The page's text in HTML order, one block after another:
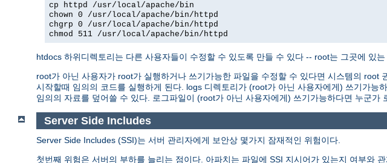
cp httpd /usr/local/apache/bin
chown 0 /usr/local/apache/bin/httpd
chgrp 0 /usr/local/apache/bin/httpd
chmod 511 /usr/local/apache/bin/httpd
htdocs 하위디렉토리는 다른 사용자들이 수정할 수 있도록 만들 수 있다 -- root는 그곳에 있
root가 아닌 사용자가 root가 실행하거나 쓰기가능한 파일을 수정할 수 있다면 시스템의
시작할때 임의의 코드를 실행하게 된다. logs 디렉토리가 (root가 아닌 사용자에게) 쓰기가능
임의의 자료를 덮어쓸 수 있다. 로그파일이 (root가 아닌 사용자에게) 쓰기가능하다면 누군가
Server Side Includes
Server Side Includes (SSI)는 서버 관리자에게 보안상 몇가지 잠재적인 위험이다.
첫번째 위험은 서버의 부하를 늘리는 점이다. 아파치는 파일에 SSI 지시어가 있는지 여부와